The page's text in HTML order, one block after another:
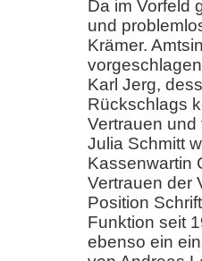
Da im Vorfeld
und
Krämer.
Karl Jerg,
Rückschlags
Vertrauen
Julia Schmitt
Kassenwartin
Vertrauen der
Position
Funktion seit
ebenso ein